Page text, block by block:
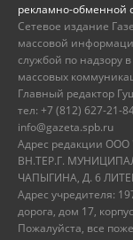
рекламно-обменной
Сетевое издание
массовой
службой по надзору
массовых
Главный редактор
тел: +7 (812) 627-21-
info@gazeta.spb.ru
Адрес редакции ООО
ВН.ТЕР.Г.
ЧАПЫГИНА, Д. 6
Адрес учредителя:
дорога, дом 17,
Пожалуйста, все